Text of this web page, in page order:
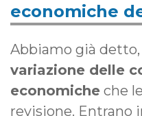
economiche
Abbiamo già detto,
variazione delle
economiche che
revisione. Entrano